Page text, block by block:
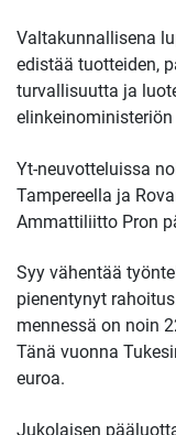
Valtakunnallisena
edistää tuotteiden,
turvallisuutta ja
Yt-neuvotteluissa
Tampereella ja
Ammattiliitto Pron
Syy vähentää
pienentynyt
mennessä on noin
Tänä vuonna
euroa.
Jukolaisen